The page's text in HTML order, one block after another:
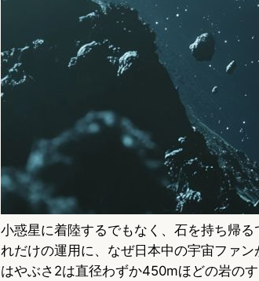
小惑星に着陸するでもなく、石を持ち帰
れだけの運用に、なぜ日本中の宇宙ファ
はやぶさ2は直径わずか450mほどの岩の